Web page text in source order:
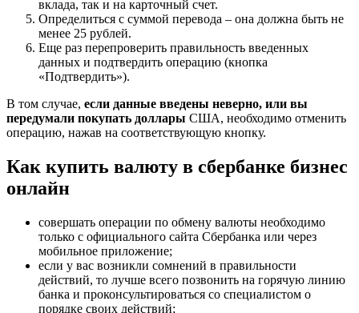
вклада, так и на карточный счет.
Определиться с суммой перевода – она должна быть не
менее 25 рублей.
Еще раз перепроверить правильность введенных
данных и подтвердить операцию (кнопка
«Подтвердить»).
В том случае, если данные введены неверно, или вы
передумали покупать доллары США, необходимо отменить
операцию, нажав на соответствующую кнопку.
Как купить валюту в сбербанке бизнес
онлайн
совершать операции по обмену валюты необходимо
только с официального сайта Сбербанка или через
мобильное приложение;
если у вас возникли сомнений в правильности
действий, то лучше всего позвонить на горячую линию
банка и проконсультироваться со специалистом о
порядке своих действий;